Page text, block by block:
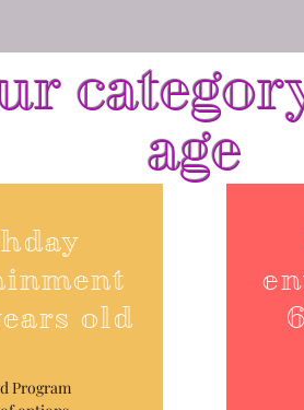
age
old
Program